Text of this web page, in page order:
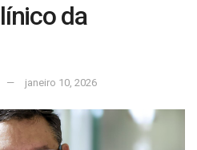
da
janeiro 10, 2026